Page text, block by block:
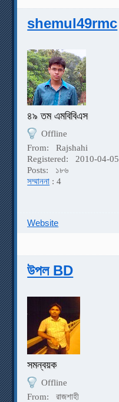
shemul49rmc
৪৯ তম এমবিবিএস
Offline
From:
Rajshahi
Registered:
2010-04-05
Posts:
১৮৬
সম্মাননা : 4
Website
উপল BD
সমন্বয়ক
Offline
From:
রাজশাহী